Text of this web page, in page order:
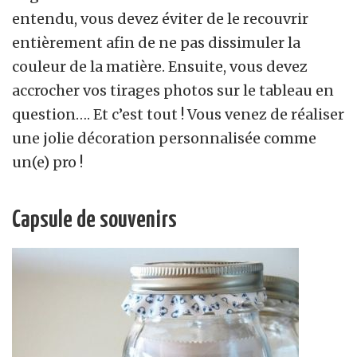
entendu, vous devez éviter de le recouvrir
entièrement afin de ne pas dissimuler la
couleur de la matière. Ensuite, vous devez
accrocher vos tirages photos sur le tableau en
question…. Et c’est tout ! Vous venez de réaliser
une jolie décoration personnalisée comme
un(e) pro !
Capsule de souvenirs